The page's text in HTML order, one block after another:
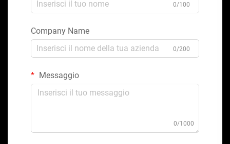
0/100
Company Name
0/200
Messaggio
0/1000